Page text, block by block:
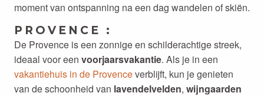
moment van ontspanning na een dag wandelen of skiën.
PROVENCE :
De Provence is een zonnige en schilderachtige streek,
ideaal voor een voorjaarsvakantie. Als je in een
vakantiehuis in de Provenceverblijft, kun je genieten
van de schoonheid van lavendelvelden, wijngaarden